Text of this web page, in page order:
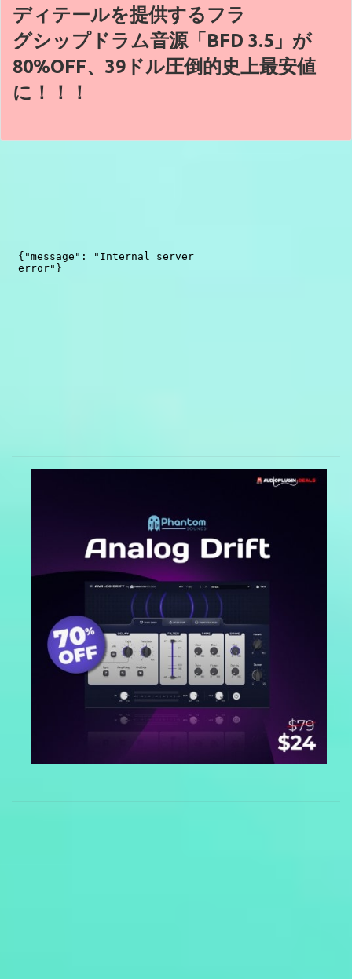
ディテールを提供するフラ
グシップドラム音源「BFD 3.5」が
80%OFF、39ドル圧倒的史上最安値
に！！！